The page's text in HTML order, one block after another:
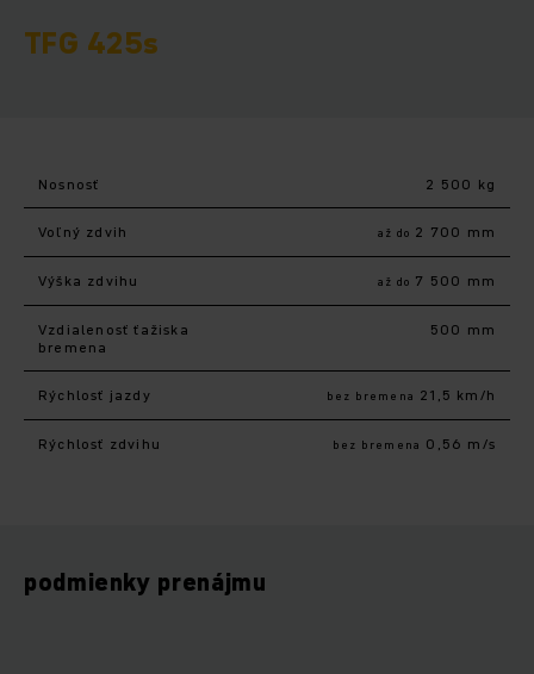
TFG 425s
Nosnosť 2 500 kg
Voľný zdvih až do 2 700 mm
Výška zdvihu až do 7 500 mm
Vzdialenosť ťažiska
bremena
500 mm
Rýchlosť jazdy bez bremena 21,5 km/h
Rýchlosť zdvihu bez bremena 0,56 m/s
podmienky prenájmu